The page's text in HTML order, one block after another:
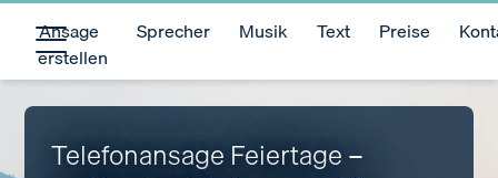
Ansage
erstellen
Sprecher Musik Text Preise
Telefonansage Feiertage –